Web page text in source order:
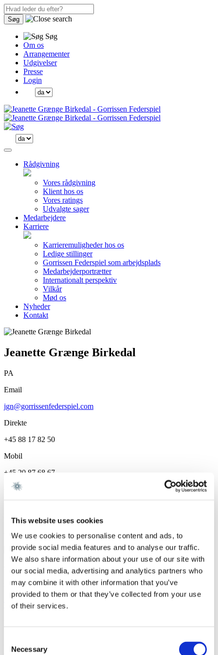
This website uses cookies
We use cookies to personalise content and ads, to
provide social media features and to analyse our traffic.
We also share information about your use of our site with
our social media, advertising and analytics partners who
may combine it with other information that you’ve
provided to them or that they’ve collected from your use
of their services.
Selection
Necessary
Søg
Søg
Om os
Arrangementer
Udgivelser
Presse
Login
Rådgivning
Vores rådgivning
Klient hos os
Vores ratings
Udvalgte sager
Medarbejdere
Karriere
Karrieremuligheder hos os
Ledige stillinger
Gorrissen Federspiel som arbejdsplads
Medarbejderportrætter
Internationalt perspektiv
Vilkår
Mød os
Nyheder
Kontakt
Jeanette Grænge Birkedal
PA
Email
jgn@gorrissenfederspiel.com
Direkte
+45 88 17 82 50
Mobil
+45 20 87 68 67
Karriere og Uddannelse
Gorrissen Federspiel 2024 -
Vi er et førende dansk advokatfirma med
stærke internationale relationer.
Tilmeld dig nyheder og arrangementer
Axeltorv 2